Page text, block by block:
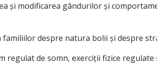
și modificarea gândurilor și
despre natura bolii și despre
de somn, exerciții fizice